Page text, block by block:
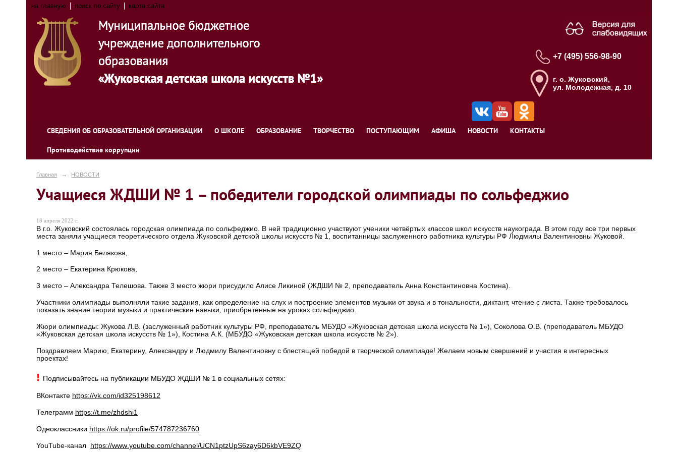
на главную поиск по сайту карта сайта
+7 (495) 556-98-90
г. о. Жуковский,
ул. Молодежная, д. 10
СВЕДЕНИЯ ОБ ОБРАЗОВАТЕЛЬНОЙ ОРГАНИЗАЦИИ О ШКОЛЕ ОБРАЗОВАНИЕ ТВОРЧЕСТВО ПОСТУПАЮЩИМ АФИША НОВОСТИ КОНТАКТЫ
Противодействие коррупции
Главная → НОВОСТИ
Учащиеся ЖДШИ № 1 – победители городской олимпиады по сольфеджио
18 апреля 2022 г.
В г.о. Жуковский состоялась городская олимпиада по сольфеджио. В ней традиционно участвуют ученики четвёртых классов школ искусств наукограда. В этом году все три первых
места заняли учащиеся теоретического отдела Жуковской детской школы искусств № 1, воспитанницы заслуженного работника культуры РФ Людмилы Валентиновны Жуковой.
1 место – Мария Белякова,
2 место – Екатерина Крюкова,
3 место – Александра Телешова. Также 3 место жюри присудило Алисе Ликиной (ЖДШИ № 2, преподаватель Анна Константиновна Костина).
Участники олимпиады выполняли такие задания, как определение на слух и построение элементов музыки от звука и в тональности, диктант, чтение с листа. Также требовалось
показать знание теории музыки и практические навыки, приобретенные на уроках сольфеджио.
Жюри олимпиады: Жукова Л.В. (заслуженный работник культуры РФ, преподаватель МБУДО «Жуковская детская школа искусств № 1»), Соколова О.В. (преподаватель МБУДО
«Жуковская детская школа искусств № 1»), Костина А.К. (МБУДО «Жуковская детская школа искусств № 2»).
Поздравляем Марию, Екатерину, Александру и Людмилу Валентиновну с блестящей победой в творческой олимпиаде! Желаем новым свершений и участия в интересных
проектах!
! Подписывайтесь на публикации МБУДО ЖДШИ № 1 в социальных сетях:
ВКонтакте https://vk.com/id325198612
Телеграмм https://t.me/zhdshi1
Одноклассники https://ok.ru/profile/574787236760
YouTube-канал https://www.youtube.com/channel /UCN 1ptzUpS6zay6D6kbVE9ZQ